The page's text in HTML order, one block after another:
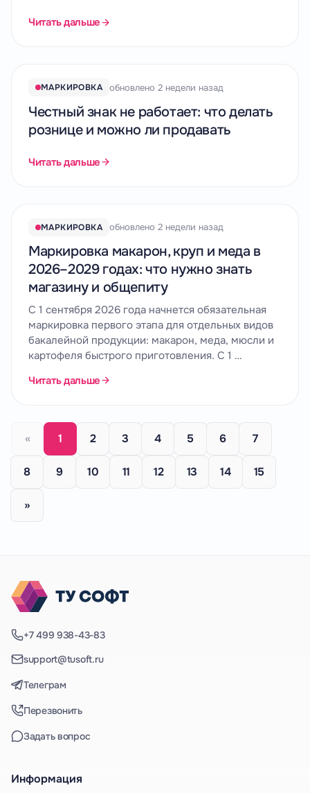
Читать дальше
МАРКИРОВКА обновлено 2 недели назад
Честный знак не работает: что делать
рознице и можно ли продавать
Читать дальше
МАРКИРОВКА обновлено 2 недели назад
Маркировка макарон, круп и меда в
2026–2029 годах: что нужно знать
магазину и общепиту
С 1 сентября 2026 года начнется обязательная
маркировка первого этапа для отдельных видов
бакалейной продукции: макарон, меда, мюсли и
картофеля быстрого приготовления. С 1 …
Читать дальше
« 1 2 3 4 5 6 7
8 9 10 11 12 13 14 15
»
+7 499 938-43-83
support@tusoft.ru
Телеграм
Перезвонить
Задать вопрос
Информация